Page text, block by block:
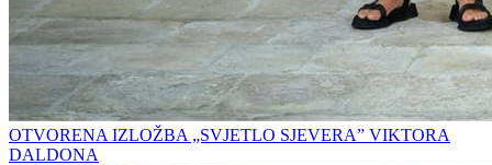
OTVORENA IZLOŽBA „SVJETLO SJEVERA” VIKTORA
DALDONA